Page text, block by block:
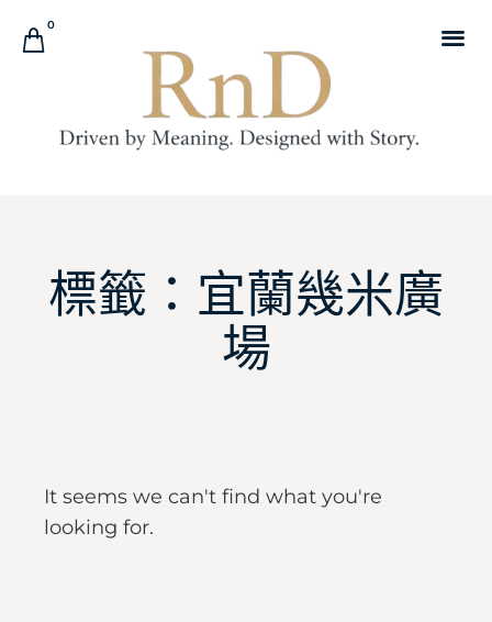
0
標籤：宜蘭幾米廣
場
It seems we can't find what you're
looking for.